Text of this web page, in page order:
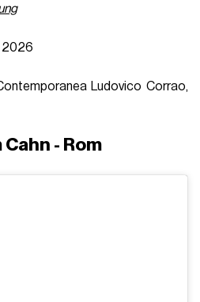
2026
Ludovico Corrao,
Cahn - Rom